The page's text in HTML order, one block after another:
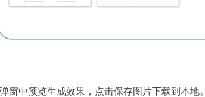
窗中预览生成效果，点击保存图片下载到本地。